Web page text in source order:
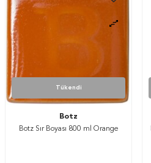
Tükendi
Botz
Botz Sır Boyası 800 ml Orange